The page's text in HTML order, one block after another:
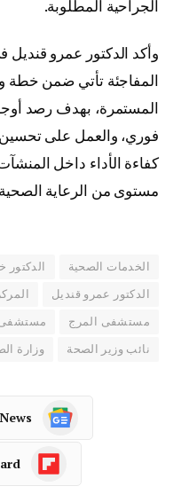
الجراحية المطلوبة.
وأكد الدكتور عمرو قنديل
المفاجئة تأتي ضمن خطة
المستمرة، بهدف رصد
فوري، والعمل على
كفاءة الأداء داخل
مستوى من الرعاية
الخدمات الصحية الدكتور
الدكتور عمرو قنديل
مستشفى المرج مستشفى
نائب وزير الصحة وزارة